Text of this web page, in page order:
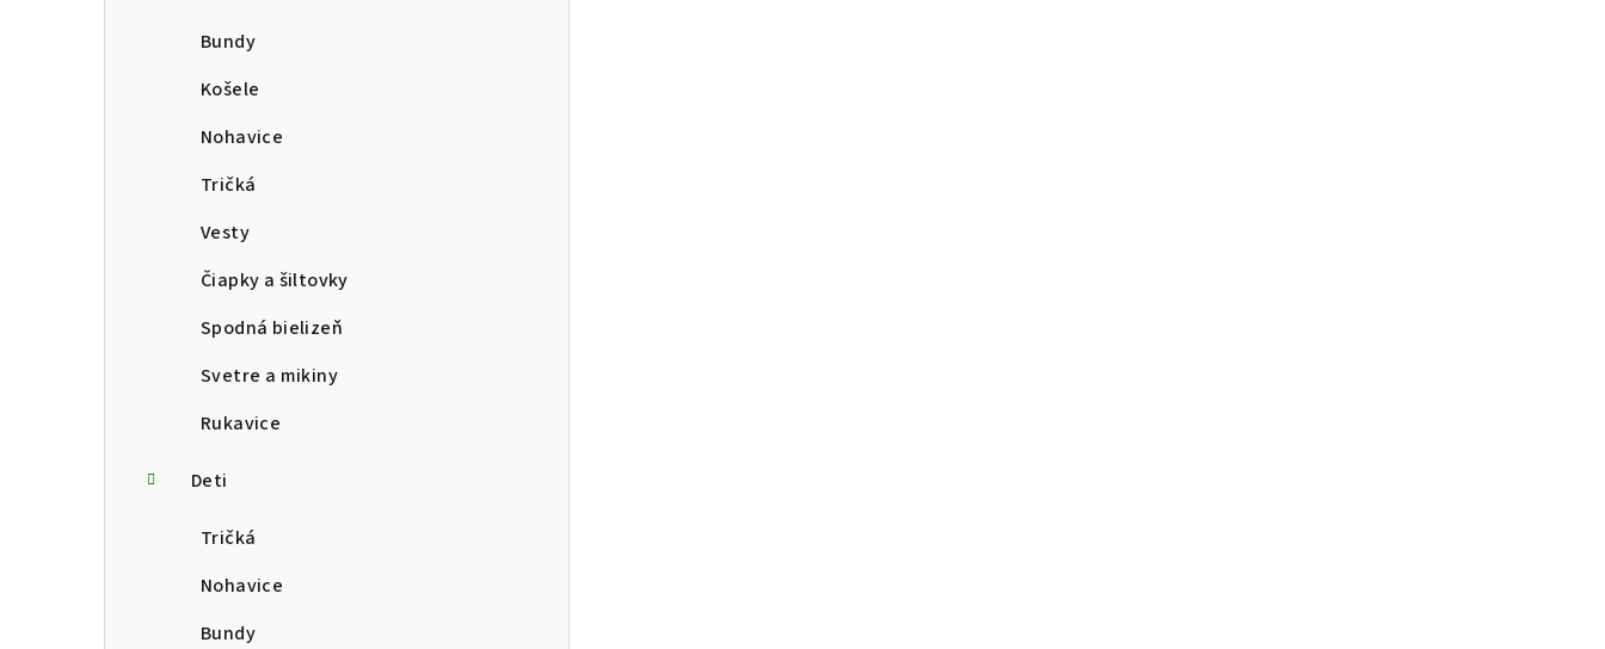
Bundy
Košele
Nohavice
Tričká
Vesty
Čiapky a šiltovky
Spodná bielizeň
Svetre a mikiny
Rukavice
Deti
Tričká
Nohavice
Bundy